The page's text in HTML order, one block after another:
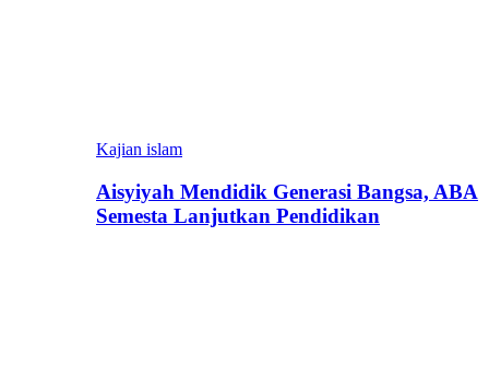
Kajian islam
Aisyiyah Mendidik Generasi Bangsa, ABA
Semesta Lanjutkan Pendidikan